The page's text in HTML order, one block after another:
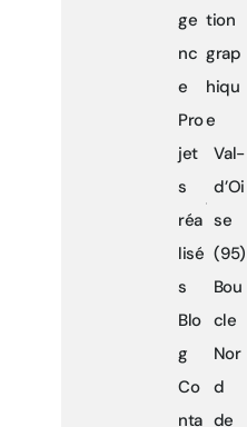
ge
nc
e
Pro
jet
s
réa
lisé
s
Blo
g
Co
nta
tion
grap
hiqu
e
Val-
d’Oi
se
(95)
Bou
cle
Nor
d
de